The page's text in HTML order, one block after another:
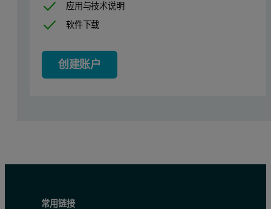
应用与技术说明
软件下载
创建账户
常用链接